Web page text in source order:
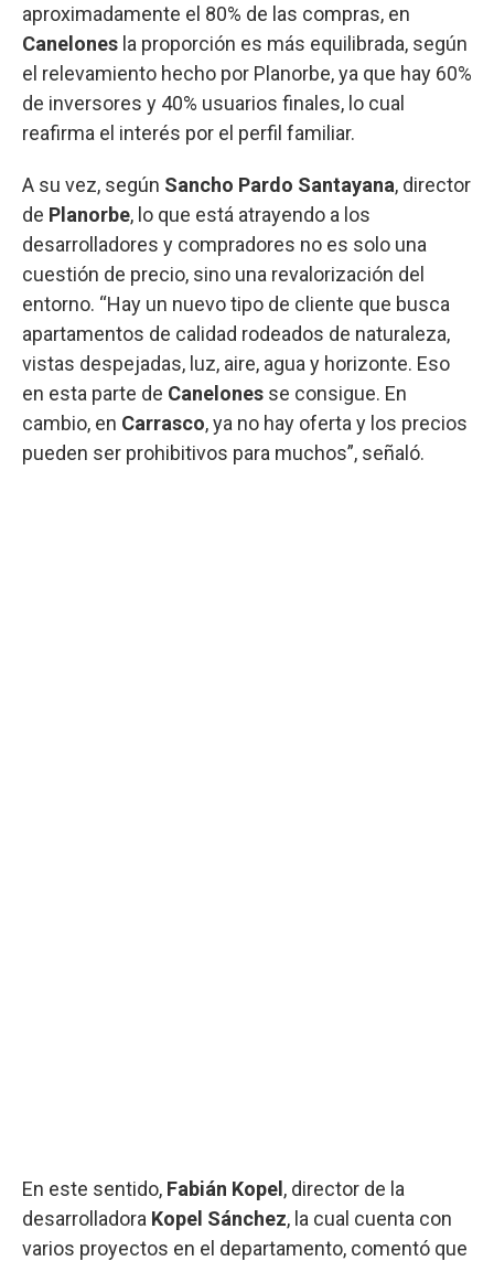
aproximadamente el 80% de las compras, en
Canelones la proporción es más equilibrada, según
el relevamiento hecho por Planorbe, ya que hay 60%
de inversores y 40% usuarios finales, lo cual
reafirma el interés por el perfil familiar.
A su vez, según Sancho Pardo Santayana, director
de Planorbe, lo que está atrayendo a los
desarrolladores y compradores no es solo una
cuestión de precio, sino una revalorización del
entorno. “Hay un nuevo tipo de cliente que busca
apartamentos de calidad rodeados de naturaleza,
vistas despejadas, luz, aire, agua y horizonte. Eso
en esta parte de Canelones se consigue. En
cambio, en Carrasco, ya no hay oferta y los precios
pueden ser prohibitivos para muchos”, señaló.
En este sentido, Fabián Kopel , director de la
desarrolladora Kopel Sánchez, la cual cuenta con
varios proyectos en el departamento, comentó que